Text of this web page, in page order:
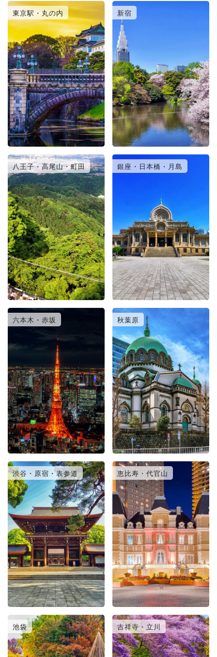
東京駅・丸の内 新宿
八王子・高尾山・町田 銀座・日本橋・月島
六本木・赤坂 秋葉原
渋谷・原宿・表参道 恵比寿・代官山
池袋 吉祥寺・立川